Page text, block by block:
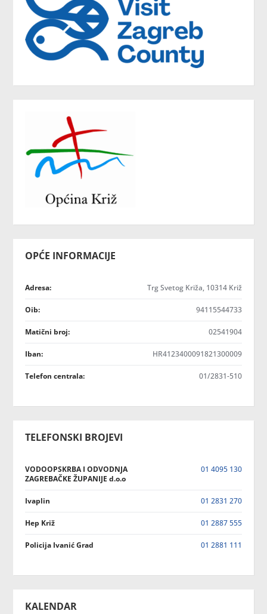
OPĆE INFORMACIJE
Adresa: Trg Svetog Križa, 10314 Križ
Oib: 94115544733
Matični broj: 02541904
Iban: HR4123400091821300009
Telefon centrala: 01/2831-510
TELEFONSKI BROJEVI
VODOOPSKRBA I ODVODNJA
ZAGREBAČKE ŽUPANIJE d.o.o
01 4095 130
Ivaplin 01 2831 270
Hep Križ 01 2887 555
Policija Ivanić Grad 01 2881 111
KALENDAR